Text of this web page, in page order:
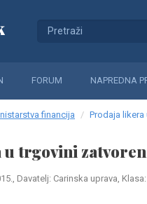
FORUM NAPREDNA
financija Prodaja
trgovini
Davatelj: Carinska uprava,